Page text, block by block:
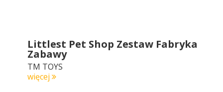
Littlest Pet Shop Zestaw Fabryka
Zabawy
TM TOYS
więcej